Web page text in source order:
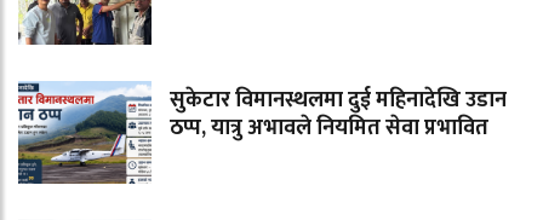
सुकेटार विमानस्थलमा दुई महिनादेखि उडान
ठप्प, यात्रु अभावले नियमित सेवा प्रभावित